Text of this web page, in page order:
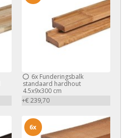
6xFunderingsbalk
standaard hardhout
4.5x9x300 cm
+€ 239,70
6x